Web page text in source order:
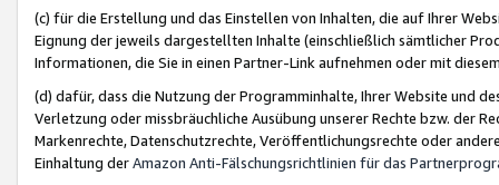
(c) für die Erstellung und das Einstellen von Inhalten, die auf Ihrer
Eignung der jeweils dargestellten Inhalte (einschließlich sämtlicher
Informationen, die Sie in einen Partner-Link aufnehmen oder mit
(d) dafür, dass die Nutzung der Programminhalte, Ihrer Website und
Verletzung oder missbräuchliche Ausübung unserer Rechte bzw. der
Markenrechte, Datenschutzrechte, Veröffentlichungsrechte oder
Einhaltung derAmazon Anti-Fälschungsrichtlinien für das